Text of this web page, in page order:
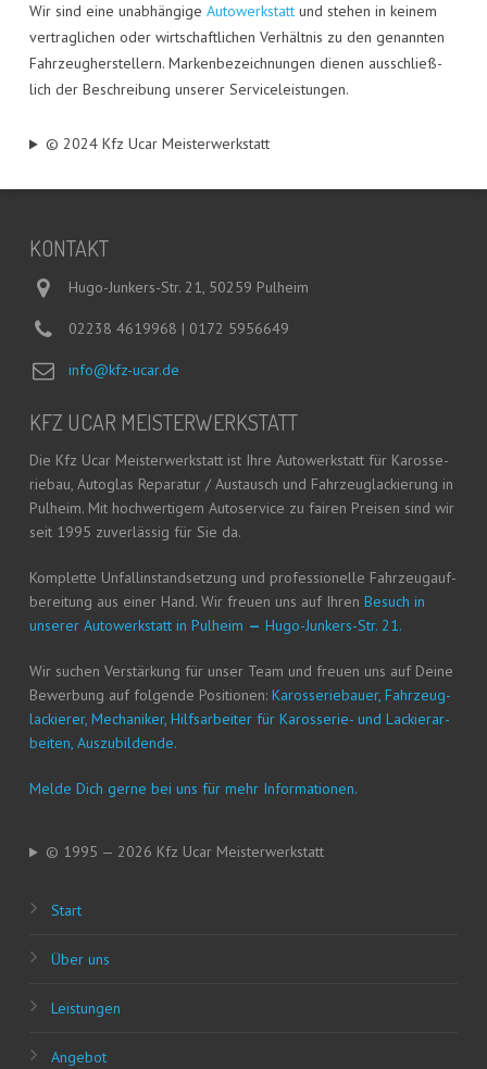
Wir sind eine unab­hän­gi­ge Auto­werk­stattund ste­hen in kei­nem
ver­trag­li­chen oder wirt­schaft­li­chen Ver­hält­nis zu den genann­ten
Fahr­zeug­her­stel­lern. Mar­ken­be­zeich­nun­gen die­nen aus­schließ­
lich der Beschrei­bung unse­rer Serviceleistungen.
© 2024 Kfz Ucar Meisterwerkstatt
KON­TAKT
Hugo-Junkers-Str. 21, 50259 Pulheim
02238 4619968 | 0172 5956649
info@kfz-ucar.de
KFZ UCAR MEISTERWERKSTATT
Die Kfz Ucar Meis­ter­werk­statt ist Ihre Auto­werk­statt für Karos­se­
rie­bau, Auto­glas Repa­ra­tur / Aus­tausch und Fahr­zeug­la­ckie­rung in
Pul­heim. Mit hoch­wer­ti­gem Auto­ser­vice zu fai­ren Prei­sen sind wir
seit 1995 zuver­läs­sig für Sie da.
Kom­plet­te Unfall­in­stand­set­zung und pro­fes­sio­nel­le Fahr­zeug­auf­
be­rei­tung aus einer Hand. Wir freu­en uns auf Ihren Besuch in
unse­rer Auto­werk­statt in Pul­heim — Hugo-Jun­kers-Str. 21.
Wir suchen Ver­stär­kung für unser Team und freu­en uns auf Dei­ne
Bewer­bung auf fol­gen­de Posi­tio­nen: Karos­se­rie­bau­er, Fahr­zeug­
la­ckie­rer, Mecha­ni­ker, Hilfs­ar­bei­ter für Karos­se­rie- und Lackier­ar­
bei­ten, Auszubildende.
Mel­de Dich ger­ne bei uns für mehr Informationen.
© 1995 — 2026 Kfz Ucar Meisterwerkstatt
Start
Über uns
Leis­tun­gen
Ange­bot